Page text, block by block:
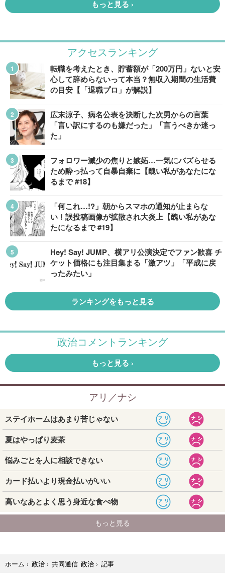
アクセスランキング
転職を考えたとき、貯蓄額が「200万円」ないと安
心して辞めらないって本当？無収入期間の生活費
の目安【「退職プロ」が解説】
広末涼子、病名公表を決断した次男からの言葉
「言い訳にするのも嫌だった」「言うべきか迷っ
た」
フォロワー減少の焦りと嫉妬…一気にバズらせる
ため酔っ払って自暴自棄に【醜い私があなたにな
るまで #18】
「何これ…!?」朝からスマホの通知が止まらな
い！誤投稿画像が拡散され大炎上【醜い私があな
たになるまで #19】
Hey! Say! JUMP、横アリ公演決定でファン歓喜 チ
ケット価格にも注目集まる「激アツ」「平成に戻
ったみたい」
ランキングをもっと見る
ホーム › 政治 › 共同通信 政治 › 記事